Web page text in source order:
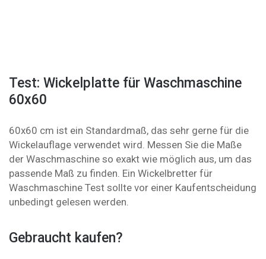
Test: Wickelplatte für Waschmaschine
60x60
60x60 cm ist ein Standardmaß, das sehr gerne für die
Wickelauflage verwendet wird. Messen Sie die Maße
der Waschmaschine so exakt wie möglich aus, um das
passende Maß zu finden. Ein Wickelbretter für
Waschmaschine Test sollte vor einer Kaufentscheidung
unbedingt gelesen werden.
Gebraucht kaufen?